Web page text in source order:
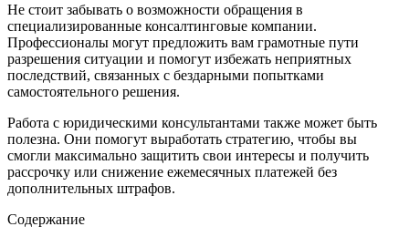
Не стоит забывать о возможности обращения в
специализированные консалтинговые компании.
Профессионалы могут предложить вам грамотные пути
разрешения ситуации и помогут избежать неприятных
последствий, связанных с бездарными попытками
самостоятельного решения.
Работа с юридическими консультантами также может быть
полезна. Они помогут выработать стратегию, чтобы вы
смогли максимально защитить свои интересы и получить
рассрочку или снижение ежемесячных платежей без
дополнительных штрафов.
Содержание